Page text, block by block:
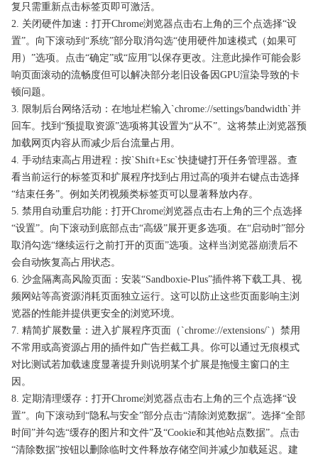
复只需重新点击标签页即可激活。
2. 关闭硬件加速：打开Chrome浏览器点击右上角的三个点选择“设
置”。向下滚动到“系统”部分取消勾选“使用硬件加速模式（如果可
用）”选项。点击“确定”或“应用”以保存更改。注意此操作可能会影
响页面滚动的流畅度但可以解决部分老旧设备因GPU渲染导致的卡
顿问题。
3. 限制后台网络活动：在地址栏输入`chrome://settings/bandwidth`并
回车。找到“预提取资源”选项将其设置为“从不”。这将禁止浏览器预
加载网页内容从而减少后台流量占用。
4. 手动结束高占用进程：按`Shift+Esc`快捷键打开任务管理器。查
看当前运行的标签页和扩展程序找到占用过高的项并右键点击选择
“结束任务”。例如关闭视频类标签页可以显著释放内存。
5. 禁用自动重启功能：打开Chrome浏览器点击右上角的三个点选择
“设置”。向下滚动到底部点击“高级”展开更多选项。在“启动时”部分
取消勾选“继续运行之前打开的页面”选项。这样当浏览器崩溃后不
会自动恢复高占用状态。
6. 沙盒隔离高风险页面：安装“Sandboxie-Plus”插件将下载工具、视
频网站等高资源消耗页面独立运行。这可以防止这些页面影响主浏
览器的性能并提供更安全的浏览环境。
7. 精简扩展数量：进入扩展程序页面（`chrome://extensions/`）禁用
不常用或高资源占用的插件如广告拦截工具。你可以通过无痕模式
对比测试若加载速度显著提升则说明某个扩展是拖慢主窗口的主
因。
8. 定期清理缓存：打开Chrome浏览器点击右上角的三个点选择“设
置”。向下滚动到“隐私与安全”部分点击“清除浏览数据”。选择“全部
时间”并勾选“缓存的图片和文件”及“Cookie和其他站点数据”。点击
“清除数据”按钮以删除临时文件释放存储空间并减少加载延迟。建